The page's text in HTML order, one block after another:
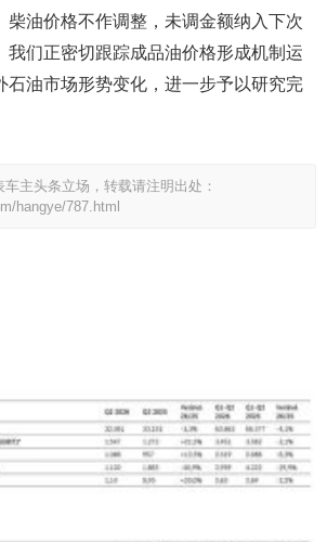
柴油价格不作调整，未调金额纳入下次
我们正密切跟踪成品油价格形成机制运
石油市场形势变化，进一步予以研究完
主头条立场，转载请注明出处：
hangye/787.html